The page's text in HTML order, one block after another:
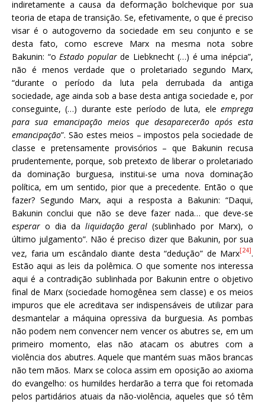
indiretamente a causa da deformação bolchevique por sua
teoria de etapa de transição. Se, efetivamente, o que é preciso
visar é o autogoverno da sociedade em seu conjunto e se
desta fato, como escreve Marx na mesma nota sobre
Bakunin: “oEstado popularde Liebknecht (…) é uma inépcia”,
não é menos verdade que o proletariado segundo Marx,
“durante o período da luta pela derrubada da antiga
sociedade, age ainda sob a base desta antiga sociedade e, por
conseguinte, (…) durante este período de luta, ele emprega
para sua emancipação meios que desaparecerão após esta
emancipação”. São estes meios – impostos pela sociedade de
classe e pretensamente provisórios – que Bakunin recusa
prudentemente, porque, sob pretexto de liberar o proletariado
da dominação burguesa, institui-se uma nova dominação
política, em um sentido, pior que a precedente. Então o que
fazer? Segundo Marx, aqui a resposta a Bakunin: “Daqui,
Bakunin conclui que não se deve fazer nada… que deve-se
esperar o dia da liquidação geral(sublinhado por Marx), o
último julgamento”. Não é preciso dizer que Bakunin, por sua
vez, faria um escândalo diante desta “dedução” de Marx[24].
Estão aqui as leis da polêmica. O que somente nos interessa
aqui é a contradição sublinhada por Bakunin entre o objetivo
final de Marx (sociedade homogênea sem classe) e os meios
impuros que ele acreditava ser indispensáveis de utilizar para
desmantelar a máquina opressiva da burguesia. As pombas
não podem nem convencer nem vencer os abutres se, em um
primeiro momento, elas não atacam os abutres com a
violência dos abutres. Aquele que mantém suas mãos brancas
não tem mãos. Marx se coloca assim em oposição ao axioma
do evangelho: os humildes herdarão a terra que foi retomada
pelos partidários atuais da não-violência, aqueles que só têm